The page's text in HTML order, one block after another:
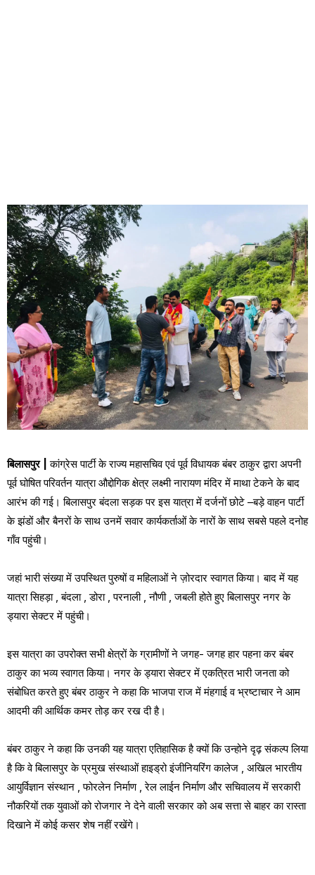
बिलासपुर |
कांग्रेस पार्टी के राज्य महासचिव एवं पूर्व विधायक बंबर ठाकुर द्वारा अपनी
पूर्व घोषित परिवर्तन यात्रा औद्दोगिक क्षेत्र लक्ष्मी नारायण मंदिर में माथा टेकने के बाद
आरंभ की गई। बिलासपुर बंदला सड़क पर इस यात्रा में दर्जनों छोटे –बड़े वाहन पार्टी
के झंडों और बैनरों के साथ उनमें सवार कार्यकर्ताओं के नारों के साथ सबसे पहले दनोह
गाँव पहुंची।
जहां भारी संख्या में उपस्थित पुरुषों व महिलाओं ने ज़ोरदार स्वागत किया। बाद में यह
यात्रा सिहड़ा , बंदला , डोरा , परनाली , नौणी , जबली होते हुए बिलासपुर नगर के
ड्यारा सेक्टर में पहुंची।
इस यात्रा का उपरोक्त सभी क्षेत्रों के ग्रामीणों ने जगह- जगह हार पहना कर बंबर
ठाकुर का भव्य स्वागत किया। नगर के ड्यारा सेक्टर में एकत्रित भारी जनता को
संबोधित करते हुए बंबर ठाकुर ने कहा कि भाजपा राज में मंहगाई व भ्रष्टाचार ने आम
आदमी की आर्थिक कमर तोड़ कर रख दी है।
बंबर ठाकुर ने कहा कि उनकी यह यात्रा एतिहासिक है क्यों कि उन्होने दृढ़ संकल्प लिया
है कि वे बिलासपुर के प्रमुख संस्थाओं हाइड्रो इंजीनियरिंग कालेज , अखिल भारतीय
आयुर्विज्ञान संस्थान , फोरलेन निर्माण , रेल लाईन निर्माण और सचिवालय में सरकारी
नौकरियों तक युवाओं को रोजगार ने देने वाली सरकार को अब सत्ता से बाहर का रास्ता
दिखाने में कोई कसर शेष नहीं रखेंगे।